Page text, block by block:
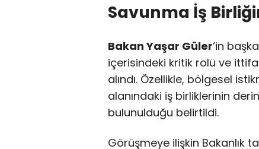
Savunma İş
Bakan Yaşar Güler‘in
içerisindeki kritik rolü ve
alındı. Özellikle, bölgesel
alanındaki iş birliklerinin
bulunulduğu belirtildi.
Görüşmeye ilişkin Bakanlık